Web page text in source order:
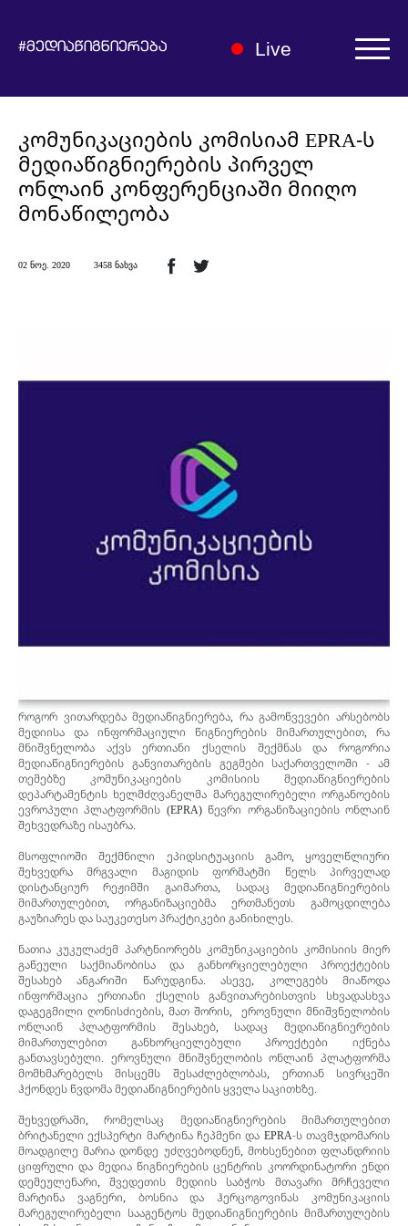
#მედიაწიგნიერება Live
მასწავლებლები და მშობლები
კომუნიკაციების კომისიამ EPRA-ს
მედიაწიგნიერების პირველ
ონლაინ კონფერენციაში მიიღო
მონაწილეობა
02 ნოე. 2020 3458 ნახვა
როგორ ვითარდება მედიაწიგნიერება, რა გამოწვევები არსებობს
მედიისა და ინფორმაციული წიგნიერების მიმართულებით, რა
მნიშვნელობა აქვს ერთიანი ქსელის შექმნას და როგორია
მედიაწიგნიერების განვითარების გეგმები საქართველოში - ამ
თემებზე კომუნიკაციების კომისიის მედიაწიგნიერების
დეპარტამენტის ხელმძღვანელმა მარეგულირებელი ორგანოების
ევროპული პლატფორმის (EPRA) წევრი ორგანიზაციების ონლაინ
შეხვედრაზე ისაუბრა.
მსოფლიოში შექმნილი ეპიდსიტუაციის გამო, ყოველწლიური
შეხვედრა მრგვალი მაგიდის ფორმატში წელს პირველად
დისტანციურ რეჟიმში გაიმართა, სადაც მედიაწიგნიერების
მიმართულებით, ორგანიზაციებმა ერთმანეთს გამოცდილება
გაუზიარეს და საუკეთესო პრაქტიკები განიხილეს.
ნათია კუკულაძემ პარტნიორებს კომუნიკაციების კომისიის მიერ
გაწეული საქმიანობისა და განხორციელებული პროექტების
შესახებ ანგარიში წარუდგინა. ასევე, კოლეგებს მიაწოდა
ინფორმაცია ერთიანი ქსელის განვითარებისთვის სხვადასხვა
დაგეგმილი ღონისძიების, მათ შორის, ეროვნული მნიშვნელობის
ონლაინ პლატფორმის შესახებ, სადაც მედიაწიგნიერების
მიმართულებით განხორციელებული პროექტები იქნება
განთავსებული. ეროვნული მნიშვნელობის ონლაინ პლატფორმა
მომხმარებელს მისცემს შესაძლებლობას, ერთიან სივრცეში
ჰქონდეს წვდომა მედიაწიგნიერების ყველა საკითხზე.
შეხვედრაში, რომელსაც მედიაწიგნიერების მიმართულებით
ბრიტანელი ექსპერტი მარტინა ჩეპმენი და EPRA-ს თავმჯდომარის
მოადგილე მარია დონდე უძღვებოდნენ, მოხსენებით ფლანდრიის
ციფრული და მედია წიგნიერების ცენტრის კოორდინატორი ენდი
დემეულენარი, შვედეთის მედიის საბჭოს მთავარი მრჩეველი
მარტინა ვაგნერი, ბოსნია და ჰერცოგოვინას კომუნიკაციის
მარეგულირებელი სააგენტოს მედიაწიგნიერების მიმართულების